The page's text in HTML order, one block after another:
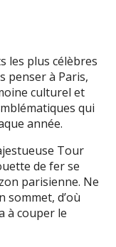
les plus célèbres
penser à Paris,
culturel et
qui
année.
Tour
de fer se
parisienne. Ne
sommet, d’où
à couper le